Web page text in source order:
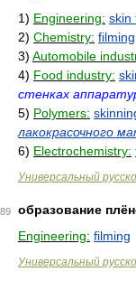
1) Engineering: skin
2) Chemistry: filming
3) Automobile
4) Food industry:
стенках
5) Polymers:
лакокрасочного
6) Electrochemistry:
Универсальный
89
образование
Engineering: filming
Универсальный